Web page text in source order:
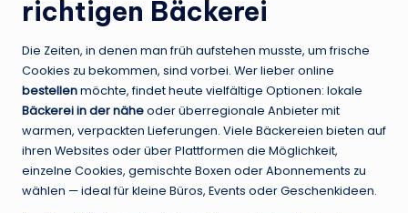
richtigen Bäckerei
Die Zeiten, in denen man früh aufstehen musste, um frische
Cookies zu bekommen, sind vorbei. Wer lieber online
bestellenmöchte, findet heute vielfältige Optionen: lokale
Bäckerei in der näheoder überregionale Anbieter mit
warmen, verpackten Lieferungen. Viele Bäckereien bieten auf
ihren Websites oder über Plattformen die Möglichkeit,
einzelne Cookies, gemischte Boxen oder Abonnements zu
wählen — ideal für kleine Büros, Events oder Geschenkideen.